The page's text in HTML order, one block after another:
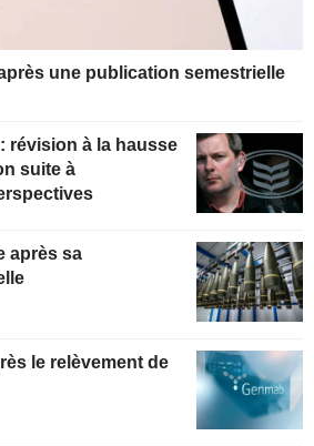
une publication semestrielle
suite à
après sa
le relèvement de